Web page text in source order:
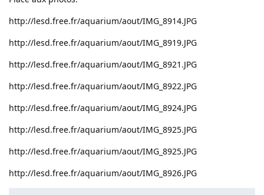
http://lesd.free.fr/aquarium/aout/IMG_8914.JPG
http://lesd.free.fr/aquarium/aout/IMG_8919.JPG
http://lesd.free.fr/aquarium/aout/IMG_8921.JPG
http://lesd.free.fr/aquarium/aout/IMG_8922.JPG
http://lesd.free.fr/aquarium/aout/IMG_8924.JPG
http://lesd.free.fr/aquarium/aout/IMG_8925.JPG
http://lesd.free.fr/aquarium/aout/IMG_8925.JPG
http://lesd.free.fr/aquarium/aout/IMG_8926.JPG